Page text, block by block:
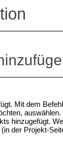
Mit dem
hinzugefügt.
der Projekt-